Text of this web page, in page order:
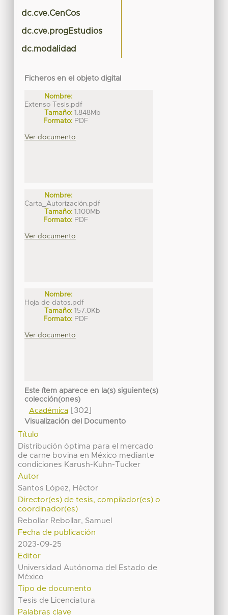
dc.cve.CenCos
dc.cve.progEstudios
dc.modalidad
Ficheros en el objeto digital
Nombre:
Extenso Tesis.pdf
Tamaño: 1.848Mb
Formato: PDF
Ver documento
Nombre:
Carta_Autorización.pdf
Tamaño: 1.100Mb
Formato: PDF
Ver documento
Nombre:
Hoja de datos.pdf
Tamaño: 157.0Kb
Formato: PDF
Ver documento
Este ítem aparece en la(s) siguiente(s)
colección(ones)
Académica[302]
Visualización del Documento
Título
Distribución óptima para el mercado
de carne bovina en México mediante
condiciones Karush-Kuhn-Tucker
Autor
Santos López, Héctor
Director(es) de tesis, compilador(es) o
coordinador(es)
Rebollar Rebollar, Samuel
Fecha de publicación
2023-09-25
Editor
Universidad Autónoma del Estado de
México
Tipo de documento
Tesis de Licenciatura
Palabras clave